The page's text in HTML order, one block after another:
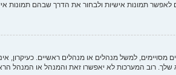
תמונות אישיות ולבחור את הדרך שבהם תמונות
למשל מנהלים או מנהלים ראשיים. כעיקרון,
רוב המערכות לא יאפשרו זאת והמנהל או המנהל